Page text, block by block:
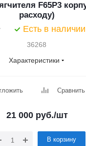
F65P3
расходу)
Есть в наличии
36268
Характеристики
Сравнить
21 000руб./шт
В корзину